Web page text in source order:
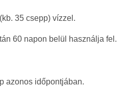
35 csepp) vízzel.
60 napon belül használja fel.
azonos időpontjában.